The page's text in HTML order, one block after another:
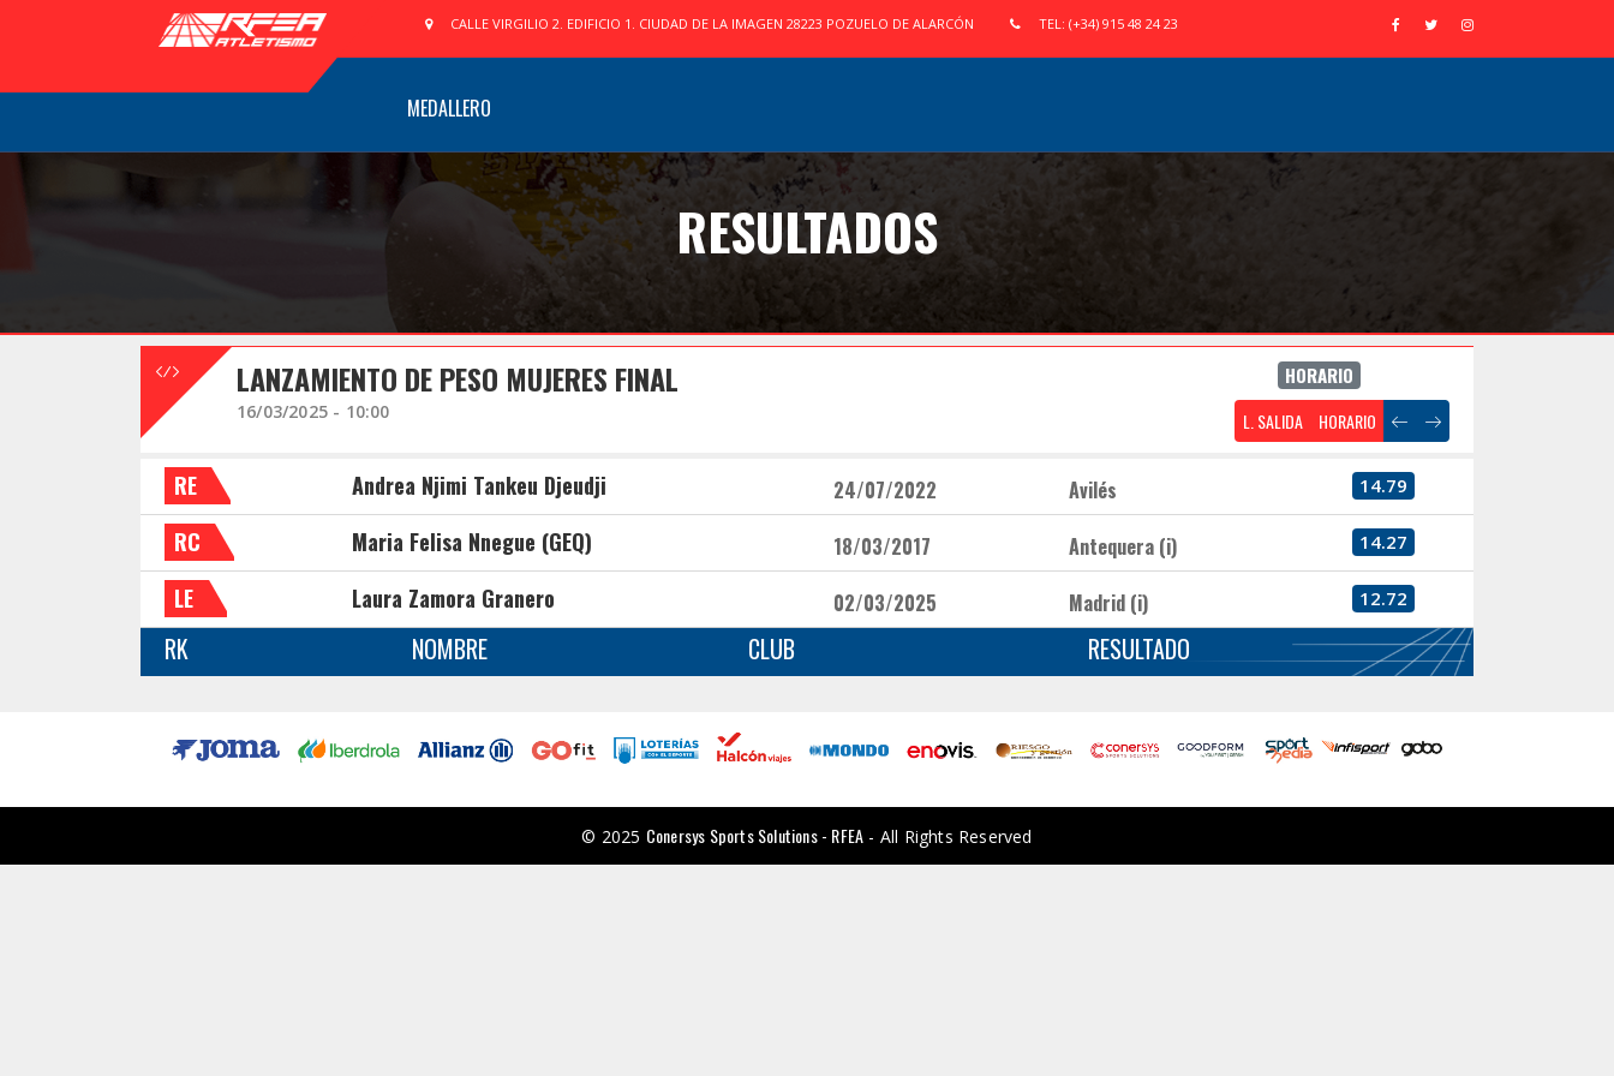
CALLE VIRGILIO 2. EDIFICIO 1. CIUDAD DE LA IMAGEN 28223 POZUELO DE ALARCÓN TEL: (+34) 915 48 24 23
MEDALLERO
RESULTADOS
LANZAMIENTO DE PESO MUJERES FINAL HORARIO
16/03/2025 - 10:00 L. SALIDA HORARIO
RE Andrea Njimi Tankeu Djeudji 24/07/2022 Avilés 14.79
RC Maria Felisa Nnegue (GEQ) 18/03/2017 Antequera (i) 14.27
LE Laura Zamora Granero 02/03/2025 Madrid (i) 12.72
RK NOMBRE CLUB RESULTADO
© 2025 Conersys Sports Solutions - RFEA - All Rights Reserved